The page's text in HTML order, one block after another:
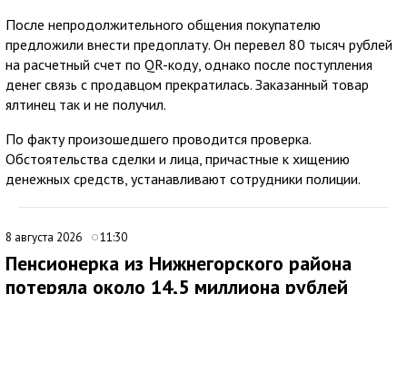
После непродолжительного общения покупателю
предложили внести предоплату. Он перевел 80 тысяч рублей
на расчетный счет по QR-коду, однако после поступления
денег связь с продавцом прекратилась. Заказанный товар
ялтинец так и не получил.
По факту произошедшего проводится проверка.
Обстоятельства сделки и лица, причастные к хищению
денежных средств, устанавливают сотрудники полиции.
8 августа 2026 11:30
Пенсионерка из Нижнегорского района
потеряла около 14,5 миллиона рублей